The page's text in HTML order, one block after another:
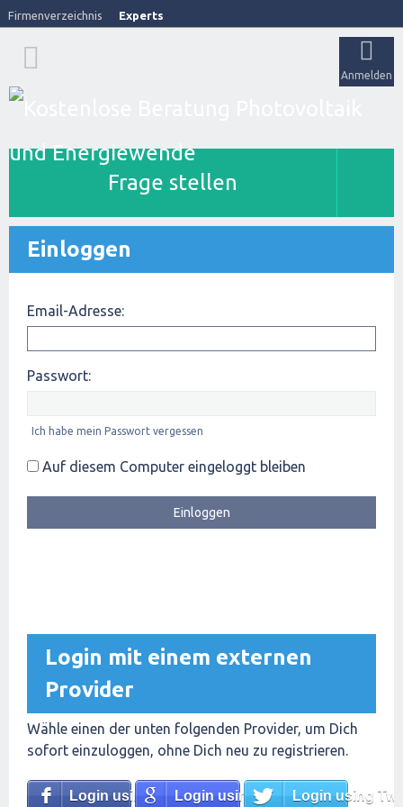
Firmenverzeichnis Experts
Anmelden
Frage stellen
Einloggen
Email-Adresse:
Passwort:
Ich habe mein Passwort vergessen
Auf diesem Computer eingeloggt bleiben
Login mit einem externen
Provider
Wähle einen der unten folgenden Provider, um Dich
sofort einzuloggen, ohne Dich neu zu registrieren.
Login using FacebookLogin using GoogleLogin using